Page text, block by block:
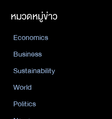
หมวดหมู่ข่าว
Economics
Business
Sustainability
World
Politics